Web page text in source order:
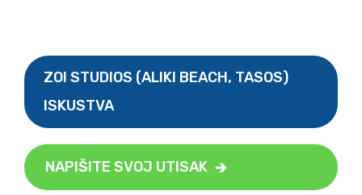
ZOI STUDIOS (ALIKI BEACH, TASOS)
ISKUSTVA
NAPIŠITE SVOJ UTISAK